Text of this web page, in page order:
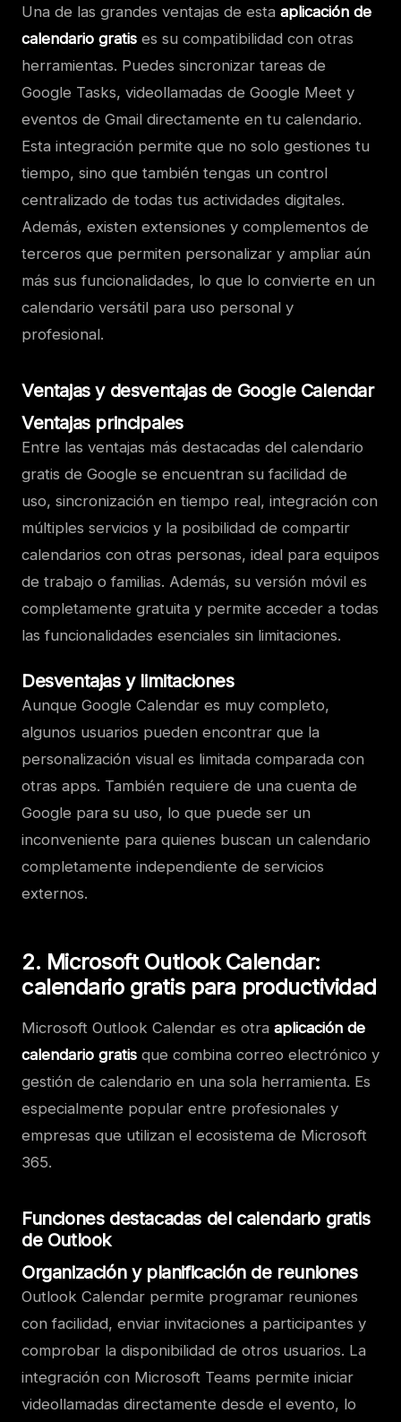
Una de las grandes ventajas de esta aplicación de
calendario gratis es su compatibilidad con otras
herramientas. Puedes sincronizar tareas de
Google Tasks, videollamadas de Google Meet y
eventos de Gmail directamente en tu calendario.
Esta integración permite que no solo gestiones tu
tiempo, sino que también tengas un control
centralizado de todas tus actividades digitales.
Además, existen extensiones y complementos de
terceros que permiten personalizar y ampliar aún
más sus funcionalidades, lo que lo convierte en un
calendario versátil para uso personal y
profesional.
Ventajas y desventajas de Google Calendar
Ventajas principales
Entre las ventajas más destacadas del calendario
gratis de Google se encuentran su facilidad de
uso, sincronización en tiempo real, integración con
múltiples servicios y la posibilidad de compartir
calendarios con otras personas, ideal para equipos
de trabajo o familias. Además, su versión móvil es
completamente gratuita y permite acceder a todas
las funcionalidades esenciales sin limitaciones.
Desventajas y limitaciones
Aunque Google Calendar es muy completo,
algunos usuarios pueden encontrar que la
personalización visual es limitada comparada con
otras apps. También requiere de una cuenta de
Google para su uso, lo que puede ser un
inconveniente para quienes buscan un calendario
completamente independiente de servicios
externos.
2. Microsoft Outlook Calendar:
calendario gratis para productividad
Microsoft Outlook Calendar es otra aplicación de
calendario gratis que combina correo electrónico y
gestión de calendario en una sola herramienta. Es
especialmente popular entre profesionales y
empresas que utilizan el ecosistema de Microsoft
365.
Funciones destacadas del calendario gratis
de Outlook
Organización y planificación de reuniones
Outlook Calendar permite programar reuniones
con facilidad, enviar invitaciones a participantes y
comprobar la disponibilidad de otros usuarios. La
integración con Microsoft Teams permite iniciar
videollamadas directamente desde el evento, lo